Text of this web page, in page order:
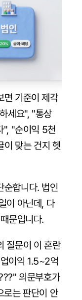
면 기준이 제각
세요", "통상
", "순이익 5천
이 맞는 건지 헷
순합니다. 법인
이 아닌데, 다
문입니다.
질문이 이 혼란
이익 1.5~2억
의문부호가
로는 판단이 안